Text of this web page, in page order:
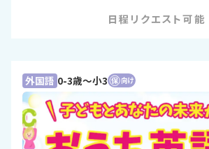
日程リクエスト可能
外国語 0-3歳〜小3